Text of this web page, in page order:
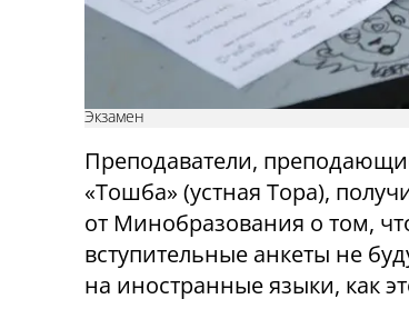
Экзамен
Преподаватели,
«Тошба» (устная Тора),
от Минобразования о том,
вступительные анкеты не
на иностранные языки, как